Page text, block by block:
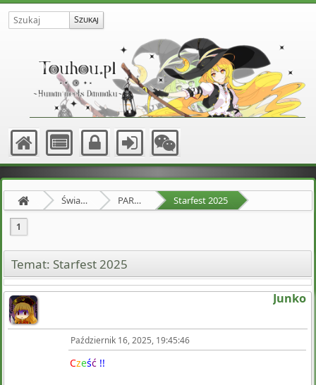
Świat Zewnętrzny PARTY HARD Starfest 2025
1
Temat: Starfest 2025
Junko
Październik 16, 2025, 19:45:46
Cześć !!